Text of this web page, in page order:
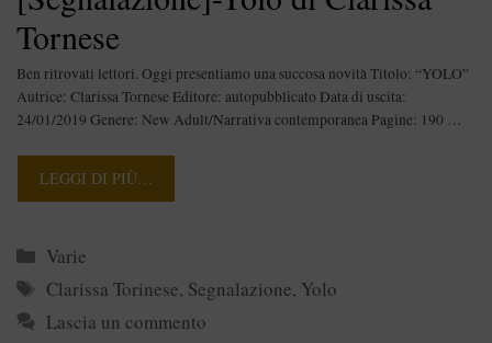
Tornese
Ben ritrovati lettori. Oggi presentiamo una succosa novità Titolo: “YOLO”
Autrice: Clarissa Tornese Editore: autopubblicato Data di uscita:
24/01/2019 Genere: New Adult/Narrativa contemporanea Pagine: 190 …
LEGGI DI PIÙ…
Categorie
Varie
Tag
Clarissa Torinese, Segnalazione, Yolo
Lascia un commento